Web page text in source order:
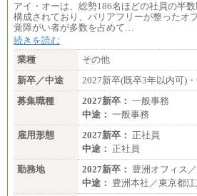
アイ・オーは、総勢186名ほどの社員の半
構成されており、バリアフリーが整ったオ
覚障がい者が多数を占めて…
続きを読む
業種
その他
新卒／中途
2027新卒(既卒3年以内可)
募集職種
2027新卒： 一般事務
中途： 一般事務
雇用形態
2027新卒： 正社員
中途： 正社員
勤務地
2027新卒： 豊洲オフィス
中途： 豊洲本社／東京都